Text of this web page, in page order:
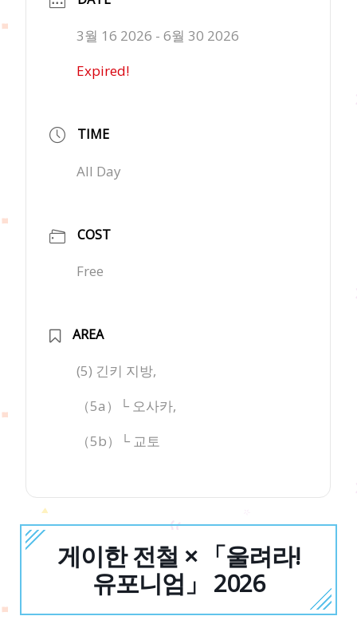
3월 16 2026 - 6월 30 2026
Expired!
TIME
All Day
COST
Free
AREA
(5) 긴키 지방,
（5a）└ 오사카,
（5b）└ 교토
게이한 전철 × 「울려라!
유포니엄」 2026